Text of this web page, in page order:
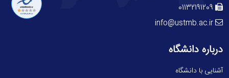
01132191209
info@ustmb.ac.ir
درباره دانشگاه
آشنایی با دانشگاه